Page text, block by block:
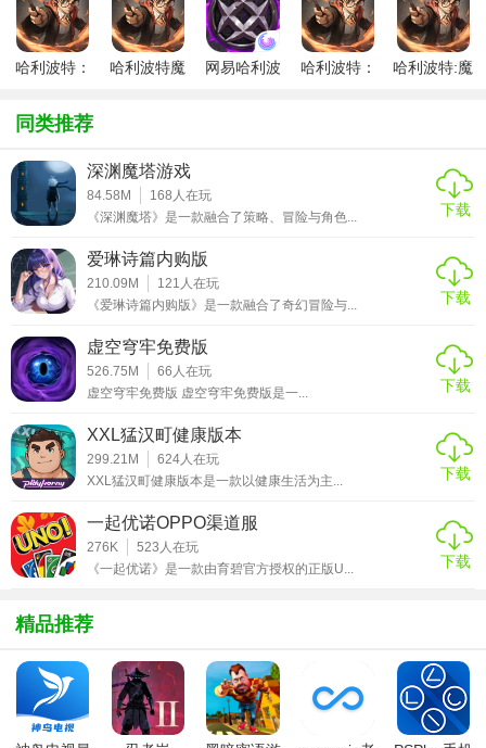
事。
2. 魔法学习：在霍格沃茨，玩家可以学习各种魔法课程，如
集各种魔法卡牌，包括伙伴卡、召唤卡、咒语卡等，并搭配
回响构建独特的卡组，与其他玩家进行对战。
的社团，与其他玩家组队探险、参加舞会、魁地奇比赛等，
共同体验魔法世界的乐趣。
【哈利波特：魔法觉醒正式版功能】
1. 角色定制：玩家可以自定义角色的外观和名字，选择不同
2. 装备系统：游戏中包含卡牌、魔法回响、魔杖等多种装
备，玩家可以通过抽卡、任务等方式获取并强化它们。
3. 养成系统：玩家可以通过完成任务、参与活动等方式获取
金币和特殊货币，用于升级卡牌、回响等装备，提升角色实
力。
4. 地图探索：游戏内设有丰富的场景地图，玩家可以自由探
5. 剧情推进：游戏采用章节式剧情设计，玩家需要完成各种
任务和挑战来推进剧情发展。
哈利波特：
式服
哈利波特魔
网易哈利波
哈利波特：
哈利波特:魔
同类推荐
深渊魔塔游戏
84.58M 168 人在玩
《深渊魔塔》是一款融合了策略、冒险与角色...
下载
爱琳诗篇内购版
210.09M 121 人在玩
《爱琳诗篇内购版》是一款融合了奇幻冒险与...
下载
虚空穹牢免费版
526.75M 66 人在玩
虚空穹牢免费版 虚空穹牢免费版是一...
下载
XXL猛汉町健康版本
299.21M 624人在玩
XXL猛汉町健康版本是一款以健康生活为主...
下载
一起优诺OPPO渠道服
276K 523 人在玩
《一起优诺》是一款由育碧官方授权的正版U...
下载
精品推荐